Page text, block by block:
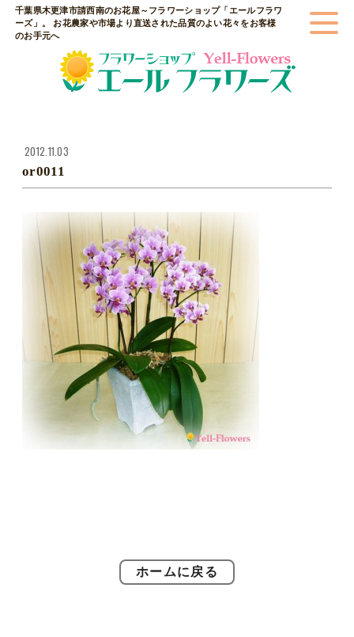
千葉県木更津市請西南のお花屋～フラワーショップ「エールフラワ
ーズ」。 お花農家や市場より直送された品質のよい花々をお客様
のお手元へ
2012.11.03
or0011
ホームに戻る